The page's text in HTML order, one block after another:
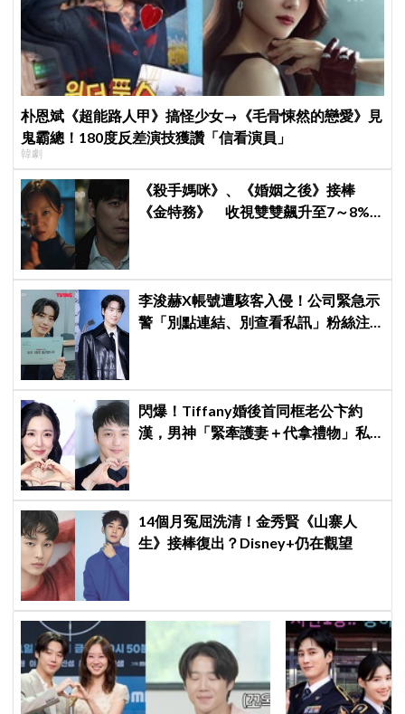
朴恩斌《超能路人甲》搞怪少女→《毛骨悚然的戀愛》見
鬼霸總！180度反差演技獲讚「信看演員」
韓劇
《殺手媽咪》、《婚姻之後》接棒
《金特務》 收視雙雙飆升至7～8%
李浚赫X帳號遭駭客入侵！公司緊急示
警「別點連結、別查看私訊」粉絲注
閃爆！Tiffany婚後首同框老公卞約
漢，男神「緊牽護妻＋代拿禮物」私
14個月冤屈洗清！金秀賢《山寨人
生》接棒復出？Disney+仍在觀望